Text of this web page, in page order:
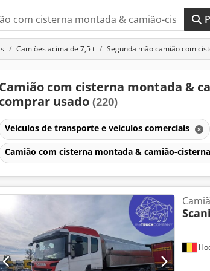
Camiões acima de 7,5 t Segunda mão camião com
Camião com cisterna montada &
comprar usado (220)
Veículos de transporte e veículos comerciais
Camião com cisterna montada & camião-cisterna